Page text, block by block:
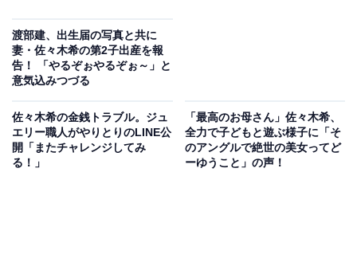
渡部建、出生届の写真と共に
妻・佐々木希の第2子出産を報
告！ 「やるぞぉやるぞぉ～」と
意気込みつづる
佐々木希の金銭トラブル。ジュ
エリー職人がやりとりのLINE公
開「またチャレンジしてみ
る！」
「最高のお母さん」佐々木希、
全力で子どもと遊ぶ様子に「そ
のアングルで絶世の美女ってど
ーゆうこと」の声！